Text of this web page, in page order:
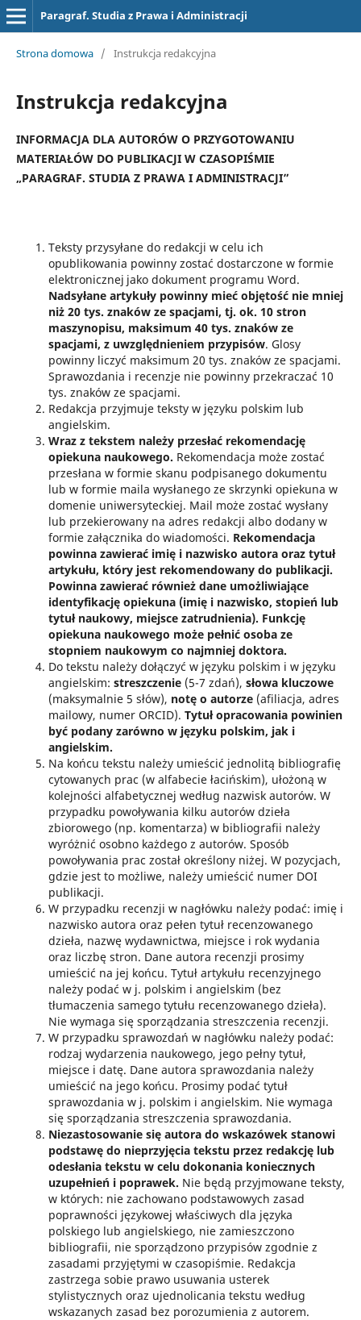
Paragraf. Studia z Prawa i Administracji
Strona domowa / Instrukcja redakcyjna
Instrukcja redakcyjna
INFORMACJA DLA AUTORÓW O PRZYGOTOWANIU
MATERIAŁÓW DO PUBLIKACJI W CZASOPIŚMIE
„PARAGRAF. STUDIA Z PRAWA I ADMINISTRACJI”
Teksty przysyłane do redakcji w celu ich
opublikowania powinny zostać dostarczone w formie
elektronicznej jako dokument programu Word.
Nadsyłane artykuły powinny mieć objętość nie mniej
niż 20 tys. znaków ze spacjami, tj. ok. 10 stron
maszynopisu, maksimum 40 tys. znaków ze
spacjami, z uwzględnieniem przypisów. Glosy
powinny liczyć maksimum 20 tys. znaków ze spacjami.
Sprawozdania i recenzje nie powinny przekraczać 10
tys. znaków ze spacjami.
Redakcja przyjmuje teksty w języku polskim lub
angielskim.
Wraz z tekstem należy przesłać rekomendację
opiekuna naukowego. Rekomendacja może zostać
przesłana w formie skanu podpisanego dokumentu
lub w formie maila wysłanego ze skrzynki opiekuna w
domenie uniwersyteckiej. Mail może zostać wysłany
lub przekierowany na adres redakcji albo dodany w
formie załącznika do wiadomości. Rekomendacja
powinna zawierać imię i nazwisko autora oraz tytuł
artykułu, który jest rekomendowany do publikacji.
Powinna zawierać również dane umożliwiające
identyfikację opiekuna (imię i nazwisko, stopień lub
tytuł naukowy, miejsce zatrudnienia). Funkcję
opiekuna naukowego może pełnić osoba ze
stopniem naukowym co najmniej doktora.
Do tekstu należy dołączyć w języku polskim i w języku
angielskim: streszczenie(5-7 zdań), słowa kluczowe
(maksymalnie 5 słów), notę o autorze(afiliacja, adres
mailowy, numer ORCID). Tytuł opracowania powinien
być podany zarówno w języku polskim, jak i
angielskim.
Na końcu tekstu należy umieścić jednolitą bibliografię
cytowanych prac (w alfabecie łacińskim), ułożoną w
kolejności alfabetycznej według nazwisk autorów. W
przypadku powoływania kilku autorów dzieła
zbiorowego (np. komentarza) w bibliografii należy
wyróżnić osobno każdego z autorów. Sposób
powoływania prac został określony niżej. W pozycjach,
gdzie jest to możliwe, należy umieścić numer DOI
publikacji.
W przypadku recenzji w nagłówku należy podać: imię i
nazwisko autora oraz pełen tytuł recenzowanego
dzieła, nazwę wydawnictwa, miejsce i rok wydania
oraz liczbę stron. Dane autora recenzji prosimy
umieścić na jej końcu. Tytuł artykułu recenzyjnego
należy podać w j. polskim i angielskim (bez
tłumaczenia samego tytułu recenzowanego dzieła).
Nie wymaga się sporządzania streszczenia recenzji.
W przypadku sprawozdań w nagłówku należy podać:
rodzaj wydarzenia naukowego, jego pełny tytuł,
miejsce i datę. Dane autora sprawozdania należy
umieścić na jego końcu. Prosimy podać tytuł
sprawozdania w j. polskim i angielskim. Nie wymaga
się sporządzania streszczenia sprawozdania.
Niezastosowanie się autora do wskazówek stanowi
podstawę do nieprzyjęcia tekstu przez redakcję lub
odesłania tekstu w celu dokonania koniecznych
uzupełnień i poprawek. Nie będą przyjmowane teksty,
w których: nie zachowano podstawowych zasad
poprawności językowej właściwych dla języka
polskiego lub angielskiego, nie zamieszczono
bibliografii, nie sporządzono przypisów zgodnie z
zasadami przyjętymi w czasopiśmie. Redakcja
zastrzega sobie prawo usuwania usterek
stylistycznych oraz ujednolicania tekstu według
wskazanych zasad bez porozumienia z autorem.